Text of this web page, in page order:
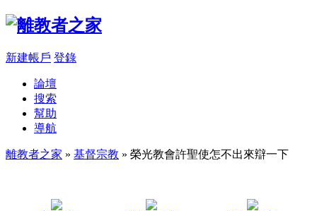
新建帳戶 登錄
論壇
搜索
幫助
導航
離教者之家 » 基督宗教 » 榮光教會許聖使怎不出來辯一下